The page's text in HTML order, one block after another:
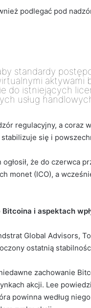
podlegać pod
standardy
aktywami
do istniejących
usług
regulacyjny, a coraz
się i
że do czerwca
monet (ICO), a
Bitcoina i aspektach
Global Advisors,
ostatnią
zachowanie
akcji. Lee
powinna według